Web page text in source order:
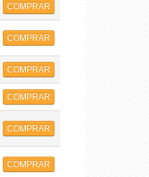
COMPRAR
COMPRAR
COMPRAR
COMPRAR
COMPRAR
COMPRAR